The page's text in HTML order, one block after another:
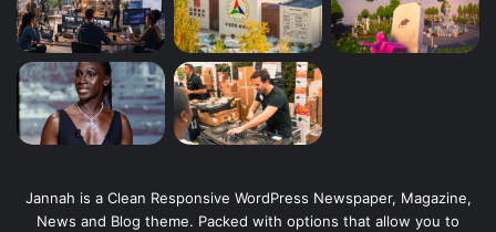
Jannah is a Clean Responsive WordPress Newspaper, Magazine,
News and Blog theme. Packed with options that allow you to